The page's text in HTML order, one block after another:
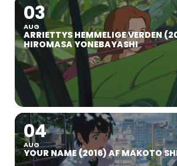
03
AUG
ARRIETTYS HEMMELIGE VERDEN
HIROMASA YONEBAYASHI
04
AUG
YOUR NAME (2016) AF MAKOTO